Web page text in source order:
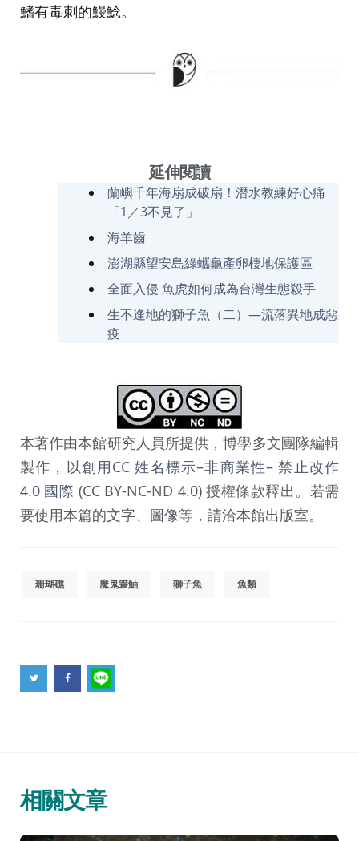
鰭有毒刺的鰻鯰。
延伸閱讀
蘭嶼千年海扇成破扇！潛水教練好心痛
「1／3不見了」
海羊齒
澎湖縣望安島綠蠵龜產卵棲地保護區
全面入侵 魚虎如何成為台灣生態殺手
生不逢地的獅子魚（二）—流落異地成惡
疫
本著作由本館研究人員所提供，博學多文團隊編輯
製作，以創用CC 姓名標示–非商業性– 禁止改作
4.0 國際 (CC BY-NC-ND 4.0) 授權條款釋出。若需
要使用本篇的文字、圖像等，請洽本館出版室。
珊瑚礁 魔鬼簑鮋 獅子魚 魚類
相關文章